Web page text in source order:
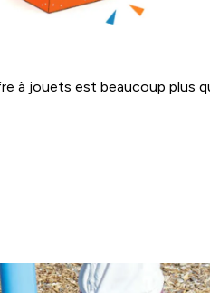
à jouets est beaucoup plus